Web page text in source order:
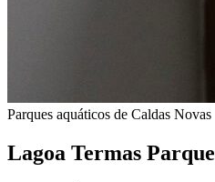
Parques aquáticos de Caldas Novas
Lagoa Termas Parque